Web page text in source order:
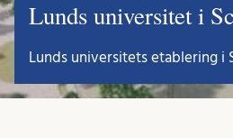
Lunds universitet i
Lunds universitets etablering i